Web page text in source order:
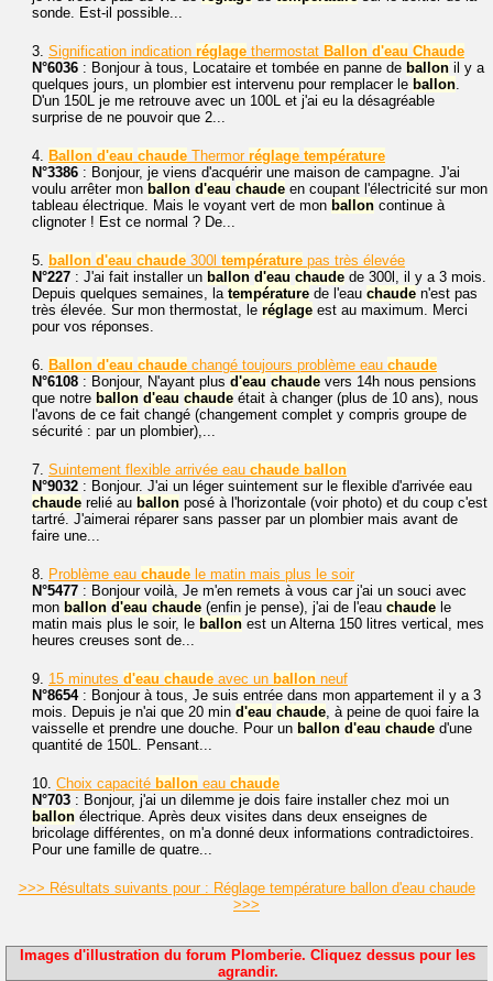
sonde. Est-il possible...
3. Signification indication réglage thermostat Ballon d'eau Chaude
N°6036 : Bonjour à tous, Locataire et tombée en panne de ballon il y a
quelques jours, un plombier est intervenu pour remplacer le ballon.
D'un 150L je me retrouve avec un 100L et j'ai eu la désagréable
surprise de ne pouvoir que 2...
4. Ballon d'eau chaude Thermor réglage température
N°3386 : Bonjour, je viens d'acquérir une maison de campagne. J'ai
voulu arrêter mon ballon d'eau chaude en coupant l'électricité sur mon
tableau électrique. Mais le voyant vert de mon ballon continue à
clignoter ! Est ce normal ? De...
5. ballon d'eau chaude 300l température pas très élevée
N°227 : J'ai fait installer un ballon d'eau chaude de 300l, il y a 3 mois.
Depuis quelques semaines, la température de l'eau chaude n'est pas
très élevée. Sur mon thermostat, le réglage est au maximum. Merci
pour vos réponses.
6. Ballon d'eau chaude changé toujours problème eau chaude
N°6108 : Bonjour, N'ayant plus d'eau chaude vers 14h nous pensions
que notre ballon d'eau chaude était à changer (plus de 10 ans), nous
l'avons de ce fait changé (changement complet y compris groupe de
sécurité : par un plombier),...
7. Suintement flexible arrivée eau chaude ballon
N°9032 : Bonjour. J'ai un léger suintement sur le flexible d'arrivée eau
chaude relié au ballon posé à l'horizontale (voir photo) et du coup c'est
tartré. J'aimerai réparer sans passer par un plombier mais avant de
faire une...
8. Problème eau chaude le matin mais plus le soir
N°5477 : Bonjour voilà, Je m'en remets à vous car j'ai un souci avec
mon ballon d'eau chaude (enfin je pense), j'ai de l'eau chaude le
matin mais plus le soir, le ballon est un Alterna 150 litres vertical, mes
heures creuses sont de...
9. 15 minutes d'eau chaude avec un ballon neuf
N°8654: Bonjour à tous, Je suis entrée dans mon appartement il y a 3
mois. Depuis je n'ai que 20 min d'eau chaude, à peine de quoi faire la
vaisselle et prendre une douche. Pour un ballon d'eau chaude d'une
quantité de 150L. Pensant...
10. Choix capacité ballon eau chaude
N°703 : Bonjour, j'ai un dilemme je dois faire installer chez moi un
ballon électrique. Après deux visites dans deux enseignes de
bricolage différentes, on m'a donné deux informations contradictoires.
Pour une famille de quatre...
>>> Résultats suivants pour : Réglage température ballon d'eau chaude
>>>
Images d'illustration du forum Plomberie. Cliquez dessus pour les
agrandir.